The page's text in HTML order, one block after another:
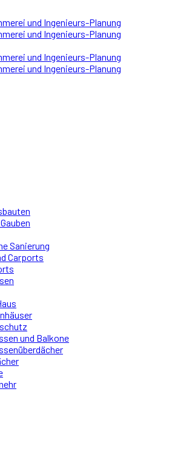
Sanierung
Carports
und Balkone